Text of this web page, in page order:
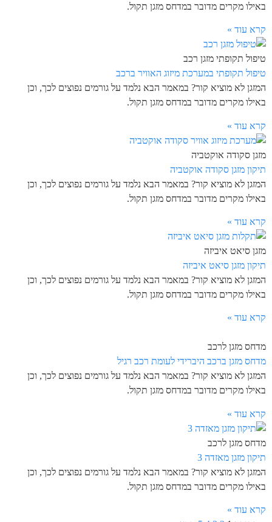
באילו מקרים מדובר במדחס מזגן תקול.
קרא עוד »
טיפול תקופתי מזגן רכב
טיפול תקופתי במערכת מיזוג האוויר ברכב
המזגן לא מוציא קור? במאמר הבא נלמד על גורמים נפוצים לכך, וכן
באילו מקרים מדובר במדחס מזגן תקול.
קרא עוד »
מזגן סקודה אוקטביה
תיקון מזגן סקודה אוקטביה
המזגן לא מוציא קור? במאמר הבא נלמד על גורמים נפוצים לכך, וכן
באילו מקרים מדובר במדחס מזגן תקול.
קרא עוד »
מזגן סיאט איביזה
תיקון מזגן סיאט איביזה
המזגן לא מוציא קור? במאמר הבא נלמד על גורמים נפוצים לכך, וכן
באילו מקרים מדובר במדחס מזגן תקול.
קרא עוד »
מדחס מזגן לרכב
מדחס מזגן ברכב היברידי לעומת רכב רגיל
המזגן לא מוציא קור? במאמר הבא נלמד על גורמים נפוצים לכך, וכן
באילו מקרים מדובר במדחס מזגן תקול.
קרא עוד »
מדחס מזגן לרכב
תיקון מזגן מאזדה 3
המזגן לא מוציא קור? במאמר הבא נלמד על גורמים נפוצים לכך, וכן
באילו מקרים מדובר במדחס מזגן תקול.
קרא עוד »